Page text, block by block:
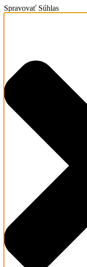
Spravovať Súhlas